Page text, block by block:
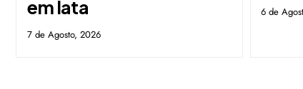
em lata
7 de Agosto, 2026
6 de